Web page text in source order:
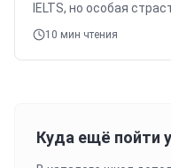
IELTS, но особая
10 мин чтения
Куда ещё пойти